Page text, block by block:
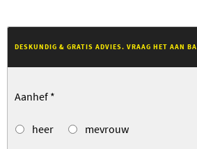
DESKUNDIG & GRATIS ADVIES. VRAAG HET AAN
Aanhef *
heer mevrouw